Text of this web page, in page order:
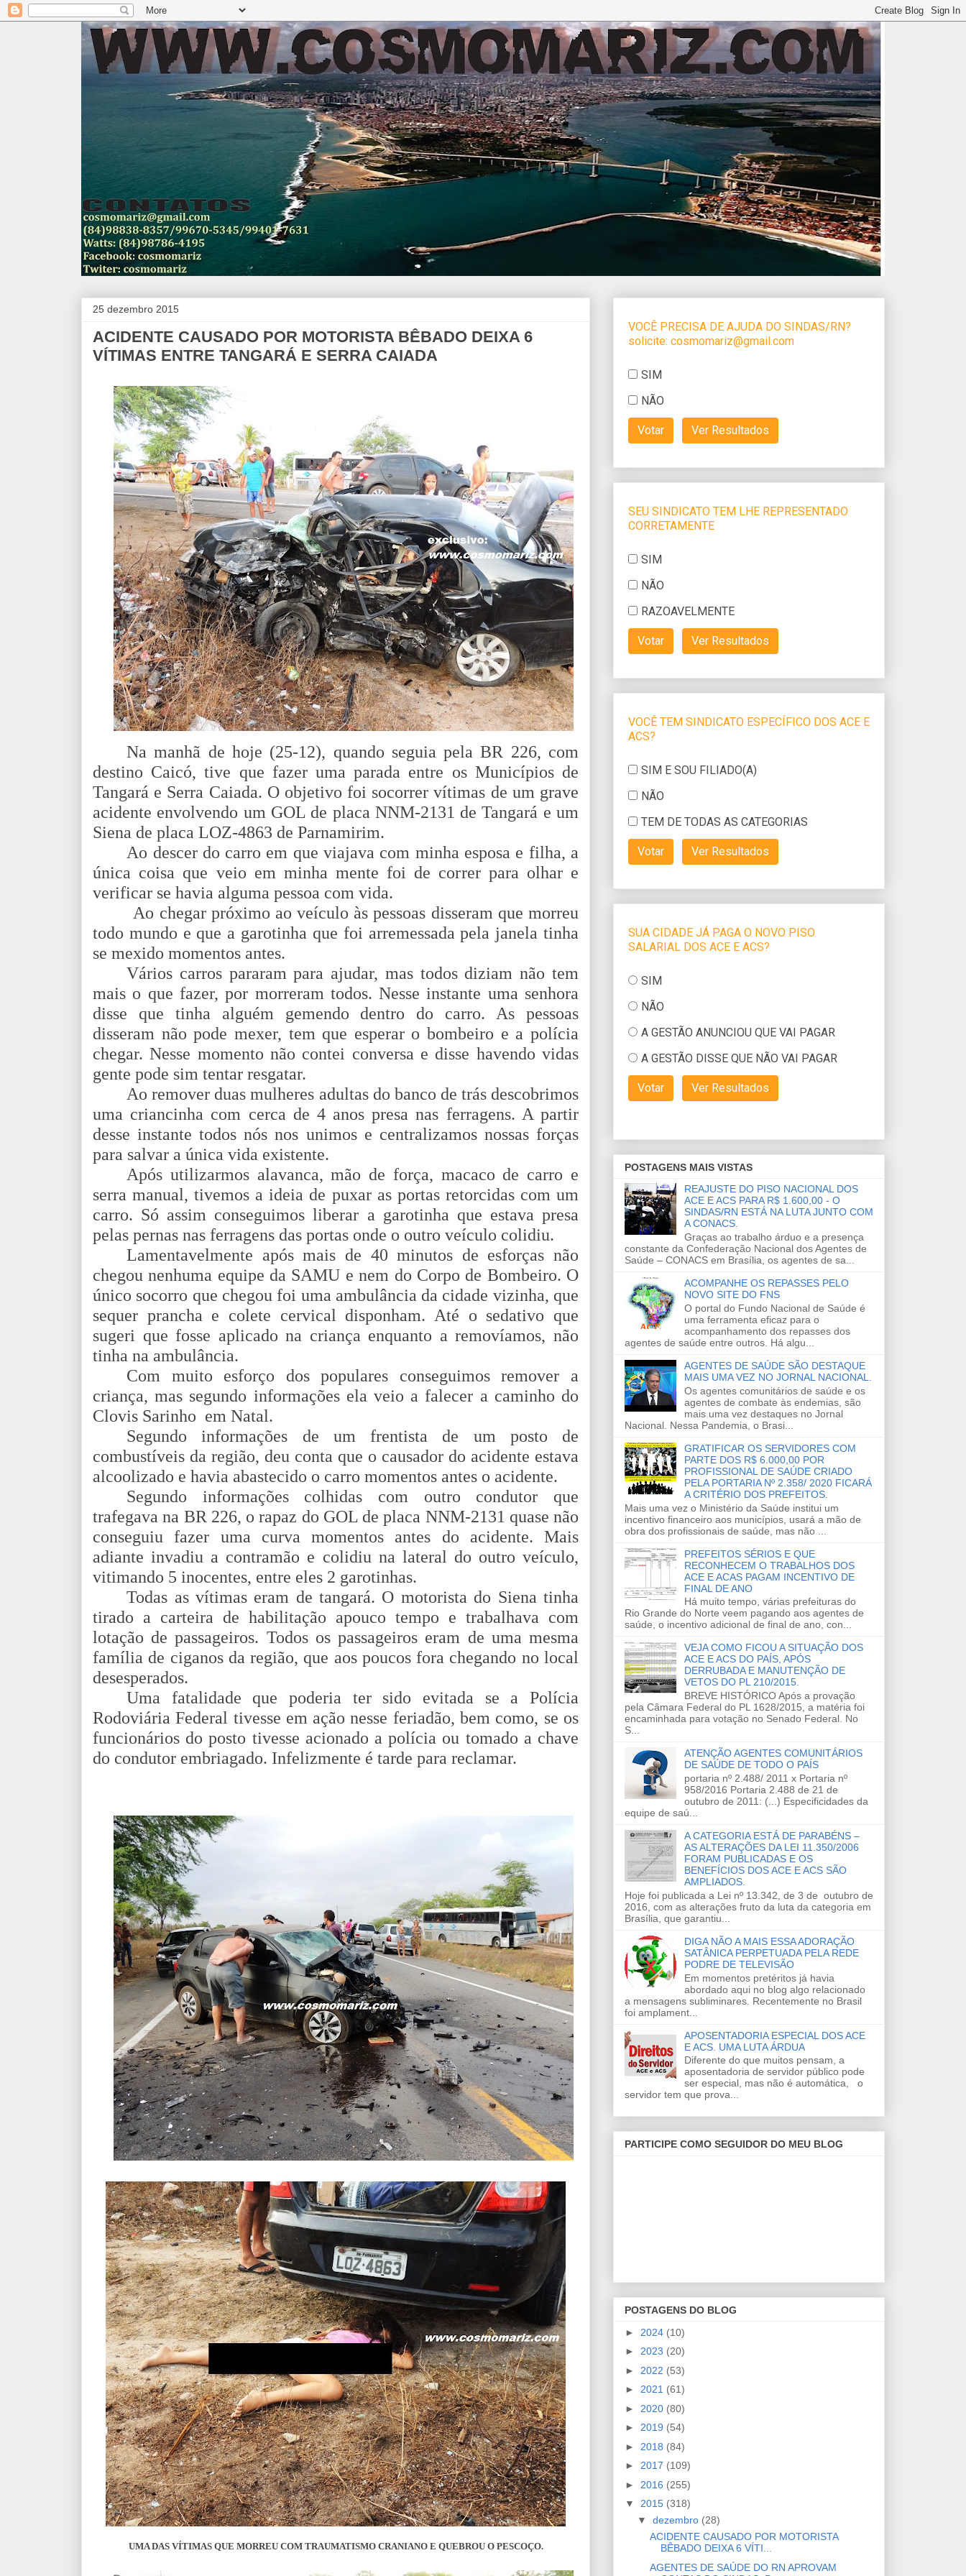
25 dezembro 2015
ACIDENTE CAUSADO POR MOTORISTA BÊBADO DEIXA 6
VÍTIMAS ENTRE TANGARÁ E SERRA CAIADA
Na manhã de hoje (25-12), quando seguia pela BR 226, com
destino Caicó, tive que fazer uma parada entre os Municípios de
Tangará e Serra Caiada. O objetivo foi socorrer vítimas de um grave
acidente envolvendo um GOL de placa NNM-2131 de Tangará e um
Siena de placa LOZ-4863 de Parnamirim.
Ao descer do carro em que viajava com minha esposa e filha, a
única coisa que veio em minha mente foi de correr para olhar e
verificar se havia alguma pessoa com vida.
Ao chegar próximo ao veículo às pessoas disseram que morreu
todo mundo e que a garotinha que foi arremessada pela janela tinha
se mexido momentos antes.
Vários carros pararam para ajudar, mas todos diziam não tem
mais o que fazer, por morreram todos. Nesse instante uma senhora
disse que tinha alguém gemendo dentro do carro. As pessoas
disseram não pode mexer, tem que esperar o bombeiro e a polícia
chegar. Nesse momento não contei conversa e disse havendo vidas
gente pode sim tentar resgatar.
Ao remover duas mulheres adultas do banco de trás descobrimos
uma criancinha com cerca de 4 anos presa nas ferragens. A partir
desse instante todos nós nos unimos e centralizamos nossas forças
para salvar a única vida existente.
Após utilizarmos alavanca, mão de força, macaco de carro e
serra manual, tivemos a ideia de puxar as portas retorcidas com um
carro. Só assim conseguimos liberar a garotinha que estava presa
pelas pernas nas ferragens das portas onde o outro veículo colidiu.
Lamentavelmente após mais de 40 minutos de esforças não
chegou nenhuma equipe da SAMU e nem do Corpo de Bombeiro. O
único socorro que chegou foi uma ambulância da cidade vizinha, que
sequer prancha e colete cervical disponham. Até o sedativo que
sugeri que fosse aplicado na criança enquanto a removíamos, não
tinha na ambulância.
Com muito esforço dos populares conseguimos remover a
criança, mas segundo informações ela veio a falecer a caminho do
Clovis Sarinho em Natal.
Segundo informações de um frentista de um posto de
combustíveis da região, deu conta que o causador do acidente estava
alcoolizado e havia abastecido o carro momentos antes o acidente.
Segundo informações colhidas com outro condutor que
trafegava na BR 226, o rapaz do GOL de placa NNM-2131 quase não
conseguiu fazer uma curva momentos antes do acidente. Mais
adiante invadiu a contramão e colidiu na lateral do outro veículo,
vitimando 5 inocentes, entre eles 2 garotinhas.
Todas as vítimas eram de tangará. O motorista do Siena tinha
tirado a carteira de habilitação apouco tempo e trabalhava com
lotação de passageiros. Todos os passageiros eram de uma mesma
família de ciganos da região, que aos poucos fora chegando no local
desesperados.
Uma fatalidade que poderia ter sido evitada se a Polícia
Rodoviária Federal tivesse em ação nesse feriadão, bem como, se os
funcionários do posto tivesse acionado a polícia ou tomado a chave
do condutor embriagado. Infelizmente é tarde para reclamar.
UMA DAS VÍTIMAS QUE MORREU COM TRAUMATISMO CRANIANO E QUEBROU O PESCOÇO.
POSTAGENS MAIS VISTAS
REAJUSTE DO PISO NACIONAL DOS
ACE E ACS PARA R$ 1.600,00 - O
SINDAS/RN ESTÁ NA LUTA JUNTO COM
A CONACS.
Graças ao trabalho árduo e a presença
constante da Confederação Nacional dos Agentes de
Saúde – CONACS em Brasília, os agentes de sa...
ACOMPANHE OS REPASSES PELO
NOVO SITE DO FNS
O portal do Fundo Nacional de Saúde é
uma ferramenta eficaz para o
acompanhamento dos repasses dos
agentes de saúde entre outros. Há algu...
AGENTES DE SAÚDE SÃO DESTAQUE
MAIS UMA VEZ NO JORNAL NACIONAL.
Os agentes comunitários de saúde e os
agentes de combate às endemias, são
mais uma vez destaques no Jornal
Nacional. Nessa Pandemia, o Brasi...
GRATIFICAR OS SERVIDORES COM
PARTE DOS R$ 6.000,00 POR
PROFISSIONAL DE SAÚDE CRIADO
PELA PORTARIA Nº 2.358/ 2020 FICARÁ
A CRITÉRIO DOS PREFEITOS.
Mais uma vez o Ministério da Saúde institui um
incentivo financeiro aos municípios, usará a mão de
obra dos profissionais de saúde, mas não ...
PREFEITOS SÉRIOS E QUE
RECONHECEM O TRABALHOS DOS
ACE E ACAS PAGAM INCENTIVO DE
FINAL DE ANO
Há muito tempo, várias prefeituras do
Rio Grande do Norte veem pagando aos agentes de
saúde, o incentivo adicional de final de ano, con...
VEJA COMO FICOU A SITUAÇÃO DOS
ACE E ACS DO PAÍS, APÓS
DERRUBADA E MANUTENÇÃO DE
VETOS DO PL 210/2015.
BREVE HISTÓRICO Após a provação
pela Câmara Federal do PL 1628/2015, a matéria foi
encaminhada para votação no Senado Federal. No
S...
ATENÇÃO AGENTES COMUNITÁRIOS
DE SAÚDE DE TODO O PAÍS
portaria nº 2.488/ 2011 x Portaria nº
958/2016 Portaria 2.488 de 21 de
outubro de 2011: (...) Especificidades da
equipe de saú...
A CATEGORIA ESTÁ DE PARABÉNS –
AS ALTERAÇÕES DA LEI 11.350/2006
FORAM PUBLICADAS E OS
BENEFÍCIOS DOS ACE E ACS SÃO
AMPLIADOS.
Hoje foi publicada a Lei nº 13.342, de 3 de outubro de
2016, com as alterações fruto da luta da categoria em
Brasília, que garantiu...
DIGA NÃO A MAIS ESSA ADORAÇÃO
SATÂNICA PERPETUADA PELA REDE
PODRE DE TELEVISÃO
Em momentos pretéritos já havia
abordado aqui no blog algo relacionado
a mensagens subliminares. Recentemente no Brasil
foi amplament...
APOSENTADORIA ESPECIAL DOS ACE
E ACS. UMA LUTA ÁRDUA
Diferente do que muitos pensam, a
aposentadoria de servidor público pode
ser especial, mas não é automática, o
servidor tem que prova...
PARTICIPE COMO SEGUIDOR DO MEU BLOG
POSTAGENS DO BLOG
► 2024 (10)
► 2023 (20)
► 2022 (53)
► 2021 (61)
► 2020 (80)
► 2019 (54)
► 2018 (84)
► 2017 (109)
► 2016 (255)
▼ 2015 (318)
▼ dezembro (28)
ACIDENTE CAUSADO POR MOTORISTA
BÊBADO DEIXA 6 VÍTI...
AGENTES DE SAÚDE DO RN APROVAM